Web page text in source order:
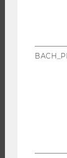
UNIVERSITÄT